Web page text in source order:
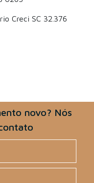
Creci SC 32.376
novo? Nós